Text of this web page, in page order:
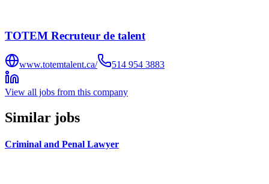
TOTEM Recruteur de talent
www.totemtalent.ca/ 514 954 3883
View all jobs from this company
Similar jobs
Criminal and Penal Lawyer